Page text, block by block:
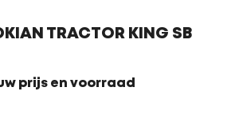
TRACTOR KING SB
prijs en voorraad